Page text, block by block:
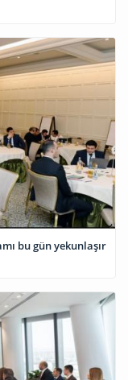
bu gün yekunlaşır